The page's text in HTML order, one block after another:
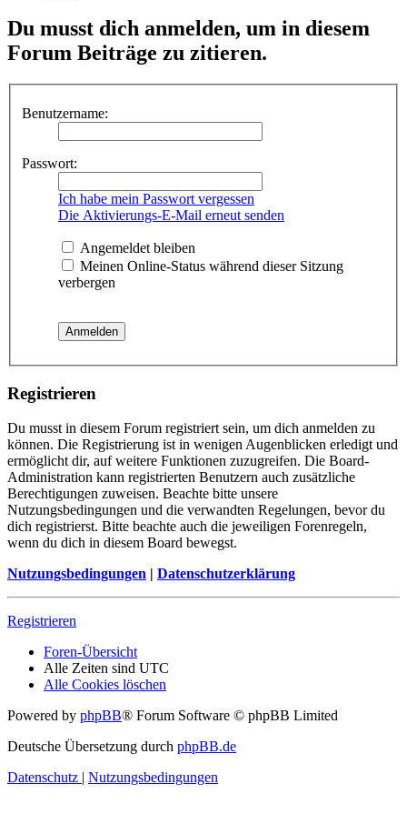
Du musst dich anmelden, um in diesem
Forum Beiträge zu zitieren.
Benutzername:
Passwort:
Ich habe mein Passwort vergessen
Die Aktivierungs-E-Mail erneut senden
Angemeldet bleiben
Meinen Online-Status während dieser Sitzung
verbergen
Registrieren
Du musst in diesem Forum registriert sein, um dich anmelden zu
können. Die Registrierung ist in wenigen Augenblicken erledigt und
ermöglicht dir, auf weitere Funktionen zuzugreifen. Die Board-
Administration kann registrierten Benutzern auch zusätzliche
Berechtigungen zuweisen. Beachte bitte unsere
Nutzungsbedingungen und die verwandten Regelungen, bevor du
dich registrierst. Bitte beachte auch die jeweiligen Forenregeln,
wenn du dich in diesem Board bewegst.
Nutzungsbedingungen | Datenschutzerklärung
Registrieren
Foren-Übersicht
Alle Zeiten sind UTC
Alle Cookies löschen
Powered by phpBB® Forum Software © phpBB Limited
Deutsche Übersetzung durch phpBB.de
Datenschutz | Nutzungsbedingungen